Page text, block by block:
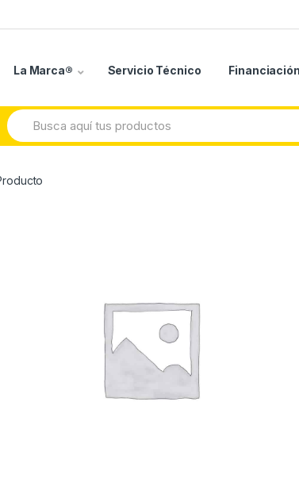
La Marca® Servicio Técnico Financiación
Search
for: